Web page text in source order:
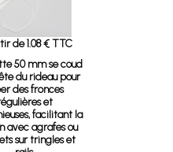
de 1.08 € TTC
50 mm se coud
du rideau pour
des fronces
et
facilitant la
avec agrafes ou
sur tringles et